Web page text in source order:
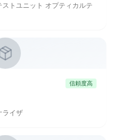
トユニット オプティカルテ
信頼度高
ライザ